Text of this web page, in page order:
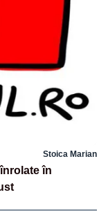
Stoica Marian
în